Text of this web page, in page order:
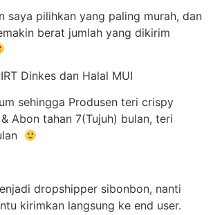
saya pilihkan yang paling murah, dan
berat jumlah yang dikirim
Dinkes dan Halal MUI
sehingga Produsen teri crispy
Abon tahan 7(Tujuh) bulan, teri
dropshipper sibonbon, nanti
kirimkan langsung ke end user.